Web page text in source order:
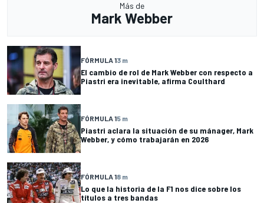
Más de
Mark Webber
FÓRMULA 13 m
El cambio de rol de Mark Webber con respecto a
Piastri era inevitable, afirma Coulthard
FÓRMULA 15 m
Piastri aclara la situación de su mánager, Mark
Webber, y cómo trabajarán en 2026
FÓRMULA 18 m
Lo que la historia de la F1 nos dice sobre los
títulos a tres bandas